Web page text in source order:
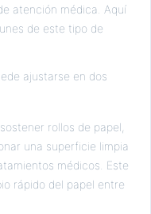
atención médica. Aquí
de este tipo de
ajustarse en dos
rollos de papel,
una superficie limpia
médicos. Este
rápido del papel entre